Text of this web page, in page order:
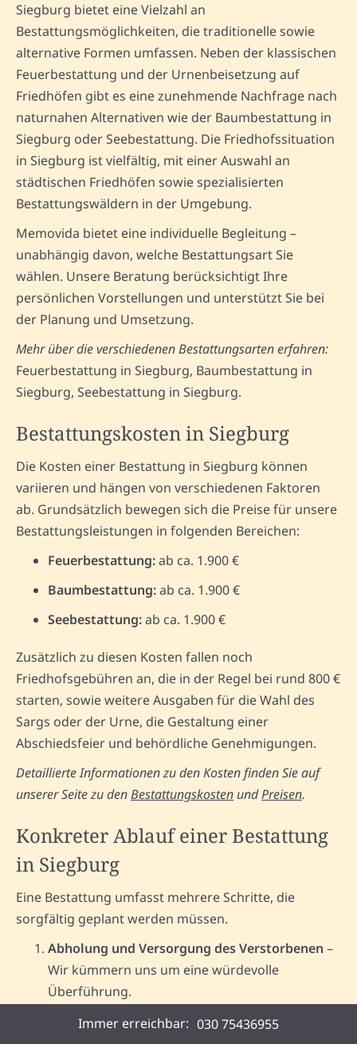
Siegburg bietet eine Vielzahl an
Bestattungsmöglichkeiten, die traditionelle sowie
alternative Formen umfassen. Neben der klassischen
Feuerbestattung und der Urnenbeisetzung auf
Friedhöfen gibt es eine zunehmende Nachfrage nach
naturnahen Alternativen wie der Baumbestattung in
Siegburg oder Seebestattung. Die Friedhofssituation
in Siegburg ist vielfältig, mit einer Auswahl an
städtischen Friedhöfen sowie spezialisierten
Bestattungswäldern in der Umgebung.
Memovida bietet eine individuelle Begleitung –
unabhängig davon, welche Bestattungsart Sie
wählen. Unsere Beratung berücksichtigt Ihre
persönlichen Vorstellungen und unterstützt Sie bei
der Planung und Umsetzung.
Mehr über die verschiedenen Bestattungsarten erfahren:
Feuerbestattung in Siegburg, Baumbestattung in
Siegburg, Seebestattung in Siegburg.
Bestattungskosten in Siegburg
Die Kosten einer Bestattung in Siegburg können
variieren und hängen von verschiedenen Faktoren
ab. Grundsätzlich bewegen sich die Preise für unsere
Bestattungsleistungen in folgenden Bereichen:
Feuerbestattung:ab ca. 1.900 €
Baumbestattung:ab ca. 1.900 €
Seebestattung:ab ca. 1.900 €
Zusätzlich zu diesen Kosten fallen noch
Friedhofsgebühren an, die in der Regel bei rund 800 €
starten, sowie weitere Ausgaben für die Wahl des
Sargs oder der Urne, die Gestaltung einer
Abschiedsfeier und behördliche Genehmigungen.
Detaillierte Informationen zu den Kosten finden Sie auf
unserer Seite zu denBestattungskosten undPreisen.
Konkreter Ablauf einer Bestattung
in Siegburg
Eine Bestattung umfasst mehrere Schritte, die
sorgfältig geplant werden müssen.
Abholung und Versorgung des Verstorbenen –
Wir kümmern uns um eine würdevolle
Überführung.
Behördliche Formalitäten– Ausstellung der
Immer erreichbar: 030 75436955